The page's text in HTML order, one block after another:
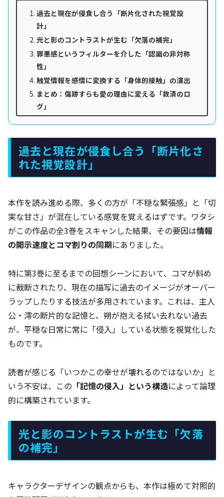
過去と現在が侵食し合う「断片化された視覚設
計」
光と影のコントラストが生む「欠落の補完」
罪悪感というフィルターを介した「認識の非対称
性」
触覚情報を感情に変換する「身体的接触」の演出
まとめ：傷跡すらも愛の理由に変える「救済のロ
グ」
過去と現在が侵食し合う「断片化さ
れた視覚設計」
本作を読み進める際、多くの方が「不穏な緊張感」と「切
実な甘さ」が混在している感覚を覚えるはずです。ワタシ
がこの作品の全3巻をスキャンした結果、その要因は情報
の開示速度とコマ割りの同期にありました。
特に第3巻に至るまでの回想シーンにおいて、コマが斜め
に裁断されたり、現在の描写に過去のイメージがオーバー
ラップしたりする技法が多用されています。これは、主人
公・澪の断片的な記憶と、朔が抱える拭い去れない過去
が、平穏な日常に常に「侵入」している状態を視覚化した
ものです。
読者が感じる「いつかこの幸せが壊れるのではないか」と
いう不安は、この 「記憶の侵入」という構造によって論理
的に構築されています。
光と影のコントラストが生む「欠落
の補完」
キャラクターデザインの観点からも、本作は極めて対照的